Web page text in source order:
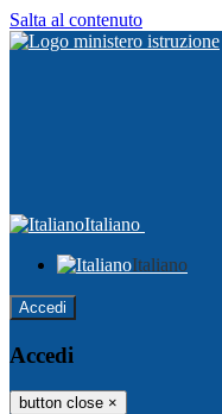
Salta al contenuto
Italiano
Italiano
Accedi
Accedi
button close ×